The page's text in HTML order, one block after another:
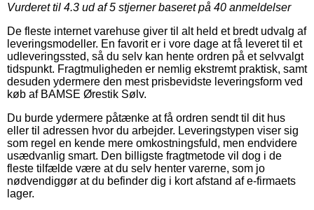
Vurderet til 4.3 ud af 5 stjerner baseret på 40 anmeldelser
De fleste internet varehuse giver til alt held et bredt udvalg af
leveringsmodeller. En favorit er i vore dage at få leveret til et
udleveringssted, så du selv kan hente ordren på et selvvalgt
tidspunkt. Fragtmuligheden er nemlig ekstremt praktisk, samt
desuden ydermere den mest prisbevidste leveringsform ved
køb af BAMSE Ørestik Sølv.
Du burde ydermere påtænke at få ordren sendt til dit hus
eller til adressen hvor du arbejder. Leveringstypen viser sig
som regel en kende mere omkostningsfuld, men endvidere
usædvanlig smart. Den billigste fragtmetode vil dog i de
fleste tilfælde være at du selv henter varerne, som jo
nødvendiggør at du befinder dig i kort afstand af e-firmaets
lager.